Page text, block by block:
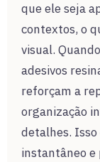
que ele seja
contextos, o
visual.
adesivos
reforçam a
organização
detalhes.
instantâneo e